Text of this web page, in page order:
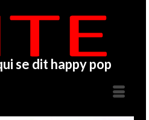
se dit happy pop